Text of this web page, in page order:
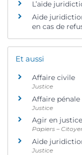
L’aide
Aide
en cas de
Et aussi
Affaire civile
Justice
Affaire pénale
Justice
Agir en
Papiers –
Aide
Justice